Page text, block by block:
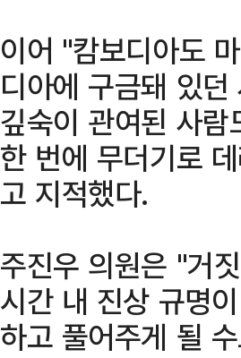
이어 "캄보디아도
디아에 구금돼 있
깊숙이 관여된 사
한 번에 무더기로
고 지적했다.
주진우 의원은 "거
시간 내 진상 규명
하고 풀어주게 될